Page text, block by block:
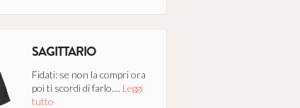
SAGITTARIO
Fidati: se non la compri ora
poi ti scordi di farlo.... Leggi
tutto